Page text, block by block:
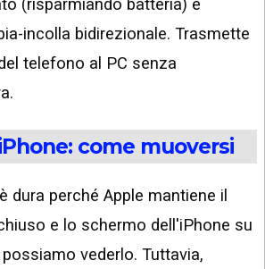
(risparmiando batteria) e
incolla bidirezionale. Trasmette
telefono al PC senza
come muoversi
dura perché Apple mantiene il
e lo schermo dell'iPhone su
vederlo. Tuttavia,